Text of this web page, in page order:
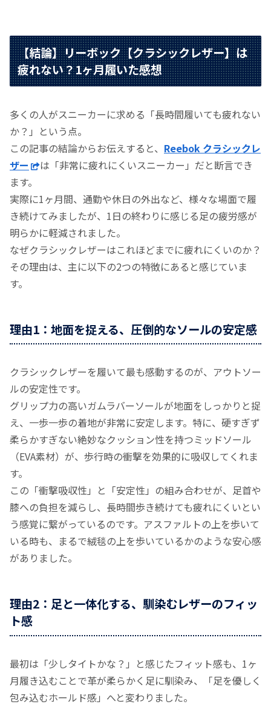
【結論】リーボック【クラシックレザー】は
疲れない？1ヶ月履いた感想
多くの人がスニーカーに求める「長時間履いても疲れない
か？」という点。
この記事の結論からお伝えすると、 Reebok クラシックレ
ザー
は「非常に疲れにくいスニーカー」だと断言でき
ます。
実際に1ヶ月間、通勤や休日の外出など、様々な場面で履
き続けてみましたが、1日の終わりに感じる足の疲労感が
明らかに軽減されました。
なぜクラシックレザーはこれほどまでに疲れにくいのか？
その理由は、主に以下の2つの特徴にあると感じていま
す。
理由1：地面を捉える、圧倒的なソールの安定感
クラシックレザーを履いて最も感動するのが、アウトソー
ルの安定性です。
グリップ力の高いガムラバーソールが地面をしっかりと捉
え、一歩一歩の着地が非常に安定します。特に、硬すぎず
柔らかすぎない絶妙なクッション性を持つミッドソール
（EVA素材）が、歩行時の衝撃を効果的に吸収してくれま
す。
この「衝撃吸収性」と「安定性」の組み合わせが、足首や
膝への負担を減らし、長時間歩き続けても疲れにくいとい
う感覚に繋がっているのです。アスファルトの上を歩いて
いる時も、まるで絨毯の上を歩いているかのような安心感
がありました。
理由2：足と一体化する、馴染むレザーのフィッ
ト感
最初は「少しタイトかな？」と感じたフィット感も、1ヶ
月履き込むことで革が柔らかく足に馴染み、「足を優しく
包み込むホールド感」へと変わりました。